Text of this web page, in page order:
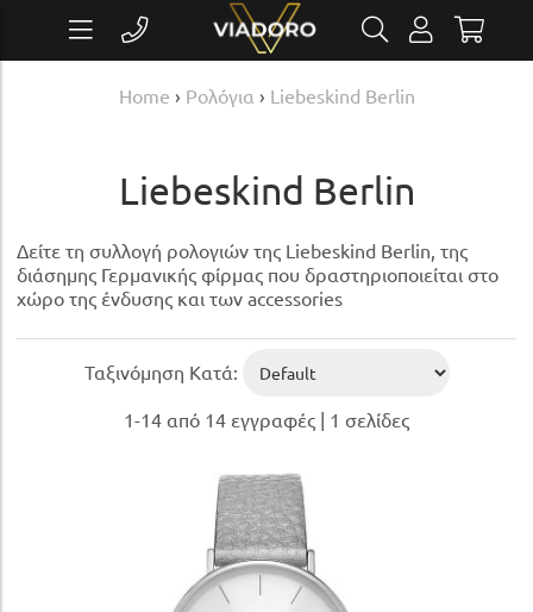
Home › Ρολόγια › Liebeskind Berlin
Liebeskind Berlin
Δείτε τη συλλογή ρολογιών της Liebeskind Berlin, της
διάσημης Γερμανικής φίρμας που δραστηριοποιείται στο
χώρο της ένδυσης και των accessories
Ταξινόμηση Κατά:
1-14 από 14 εγγραφές | 1 σελίδες